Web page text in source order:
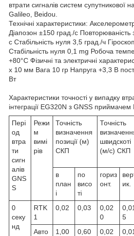
втрати сигналів систем супутникової
Galileo, Beidou.
Технічні характеристики:
Діапозон ±150 град./c
с Стабільність нуля 3,5 град./ч
Стабільність нуля 0,1 mg Робоча
+80°С Фізичні та электричні
x 10 мм Вага 10 гр Напруга +3,3 В
Вт
Характеристики точності у випадку
інтеграції EG320N з GNSS
Пері
од
втра
ти
сигн
алів
GNS
S
Режи
м
вимі
рів
Точність
визначення
позиції (м)
СКП
Точність
швидскоті
(м/с) СКП
в
план
і
по
висо
ті
гориз
онт.
ик.
0
секу
нд
RTK
1
0,02 0,03
0,02
0
0,01
5
Авто
1,00 0,60
0,02
0,01